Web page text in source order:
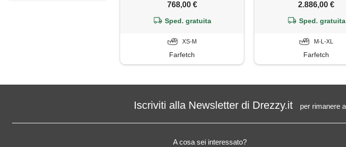
Maglietta
768,00 €
Sped. gratuita
XS-M
Farfetch
2.886,00 €
Sped. gratuita
M-L-XL
Farfetch
Iscriviti alla Newsletter di Drezzy.it per rimanere
A cosa sei interessato?